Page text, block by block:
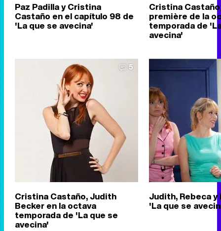
Paz Padilla y Cristina
Castaño en el capítulo 98 de
'La que se avecina'
Cristina Castaño
première de la
temporada de
avecina'
5
Cristina Castaño, Judith
Becker en la octava
temporada de 'La que se
avecina'
Judith, Rebeca y
'La que se